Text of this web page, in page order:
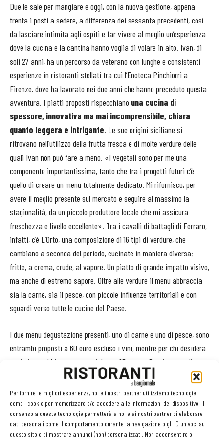
Per fornire le migliori esperienze, noi e i nostri partner utilizziamo tecnologie
come i cookie per memorizzare e/o accedere alle informazioni del dispositivo. Il
consenso a queste tecnologie permetterà a noi e ai nostri partner di elaborare
dati personali come il comportamento durante la navigazione o gli ID univoci su
questo sito e di mostrare annunci (non) personalizzati. Non acconsentire o
Due le sale per mangiare e oggi, con la nuova gestione, appena
trenta i posti a sedere, a differenza dei sessanta precedenti, così
da lasciare intimità agli ospiti e far vivere al meglio un’esperienza
dove la cucina e la cantina hanno voglia di volare in alto. Ivan, di
soli 27 anni, ha un percorso da veterano con lunghe e consistenti
esperienze in ristoranti stellati tra cui l’Enoteca Pinchiorri a
Firenze, dove ha lavorato nei due anni che hanno preceduto questa
avventura. I piatti proposti rispecchiano una cucina di
spessore, innovativa ma mai incomprensibile, chiara
quanto leggera e intrigante. Le sue origini siciliane si
ritrovano nell’utilizzo della frutta fresca e di molte verdure delle
quali Ivan non può fare a meno. «I vegetali sono per me una
componente importantissima, tanto che tra i progetti futuri c’è
quello di creare un menu totalmente dedicato. Mi rifornisco, per
avere il meglio presente sul mercato e seguire al massimo la
stagionalità, da un piccolo produttore locale che mi assicura
freschezza e livello eccellente». Tra i cavalli di battagli di Ferraro,
infatti, c’è L’Orto, una composizione di 16 tipi di verdure, che
cambiano a seconda del periodo, cucinate in maniera diversa;
fritte, a crema, crude, al vapore. Un piatto di grande impatto visivo,
ma anche di estremo sapore. Oltre alle verdure il menu abbraccia
sia la carne, sia il pesce, con piccole influenze territoriali e con
sguardi verso tutte le cucine del Paese.
I due menu degustazione presenti, uno di carne e uno di pesce, sono
entrambi proposti a 60 euro escluso i vini, mentre per chi desidera
ogni piatto abbinato a una etichetta 95 euro. «Puntiamo sugli
abbinamenti perché crediamo che una giusta sintonia tra cibo e
vino sia l’unica maniera per esaltare al meglio entrambi». Ci
racconta Emanuele Quattrocchi, direttore di sala e della cantina
che raccoglie circa 170 etichette. «La nostra carta è viva e in
movimento; è una carta che segue la cucina, la abbraccia e la